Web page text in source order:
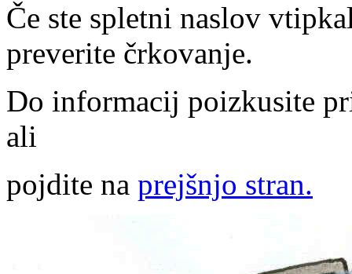
Če ste spletni naslov
preverite črkovanje.
Do informacij poizkusite
ali
pojdite na prejšnjo stran.